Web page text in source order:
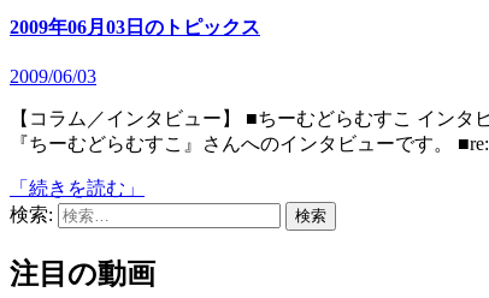
2009年06月03日のトピックス
2009/06/03
【コラム／インタビュー】 ■ちーむどらむすこ インタビュー (CloseUp Flash) 王道の萌えゲーを生み出すクリエイター
『ちーむどらむすこ』さんへのインタビューです。 ■re:
「続きを読む」
検索:
注目の動画